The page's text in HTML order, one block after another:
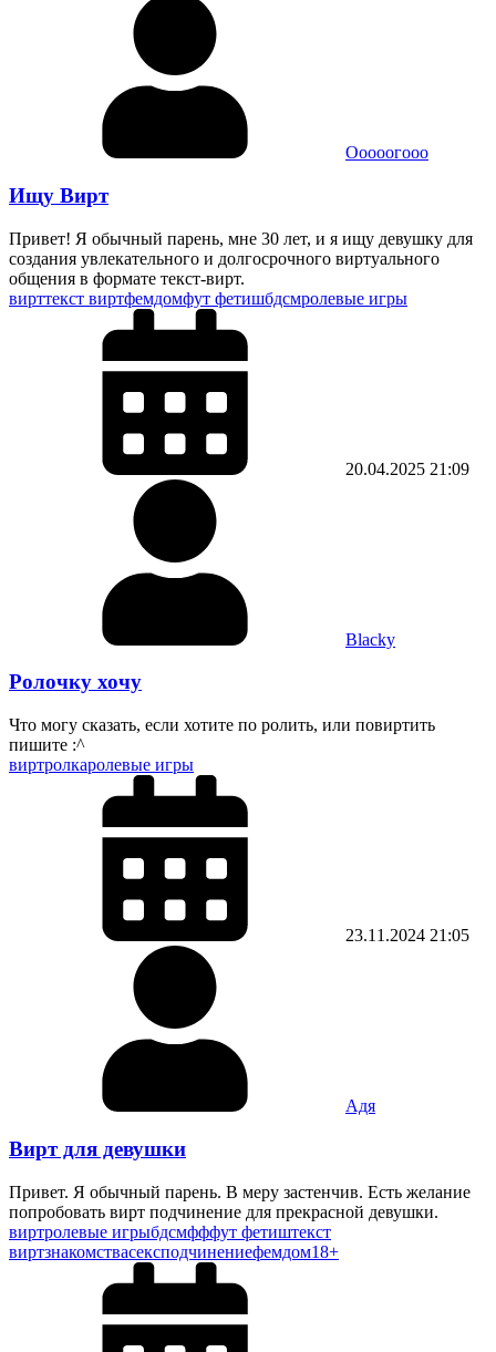
Ооооогооо
Ищу Вирт
Привет! Я обычный парень, мне 30 лет, и я ищу девушку для
создания увлекательного и долгосрочного виртуального
общения в формате текст-вирт.
вирттекст виртфемдомфут фетишбдсмролевые игры
20.04.2025 21:09
Blacky
Ролочку хочу
Что могу сказать, если хотите по ролить, или повиртить
пишите :^
виртролкаролевые игры
23.11.2024 21:05
Адя
Вирт для девушки
Привет. Я обычный парень. В меру застенчив. Есть желание
попробовать вирт подчинение для прекрасной девушки.
виртролевые игрыбдсмфффут фетиштекст
виртзнакомствасексподчинениефемдом18+